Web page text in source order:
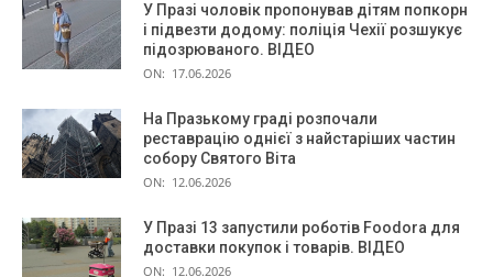
У Празі чоловік пропонував дітям попкорн
і підвезти додому: поліція Чехії розшукує
підозрюваного. ВІДЕО
ON: 17.06.2026
На Празькому граді розпочали
реставрацію однієї з найстаріших частин
собору Святого Віта
ON: 12.06.2026
У Празі 13 запустили роботів Foodora для
доставки покупок і товарів. ВІДЕО
ON: 12.06.2026